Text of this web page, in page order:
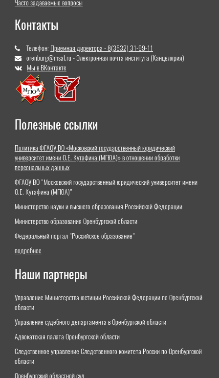
Часто задаваемые вопросы
Контакты
Телефон: Приемная директора - 8(3532) 31-99-11
orenburg@msal.ru - Электронная почта института (Канцелярия)
Мы в ВКонтакте
Полезные ссылки
Политика ФГАОУ ВО «Московский государственный юридический
университет имени О.Е. Кутафина (МГЮА)» в отношении обработки
персональных данных
ФГАОУ ВО "Московский государственный юридический университет имени
О.Е. Кутафина (МГЮА)"
Министерство науки и высшего образования Российской Федерации
Министерство образования Оренбургской области
Федеральный портал "Российское образование"
подробнее
Наши партнеры
Управление Министерства юстиции Российской Федерации по Оренбургской
области
Управление судебного департамента в Оренбургской области
Адвокатская палата Оренбургской области
Следственное управление Следственного комитета России по Оренбургской
области
Оренбургский областной суд